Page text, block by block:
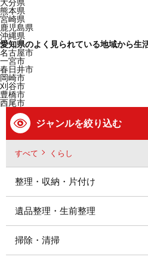
大分県
熊本県
宮崎県
鹿児島県
沖縄県
愛知県のよく見られている地域から生
名古屋市
一宮市
春日井市
岡崎市
刈谷市
豊橋市
西尾市
ジャンルを絞り込む
すべて くらし
整理・収納・片付け
遺品整理・生前整理
掃除・清掃